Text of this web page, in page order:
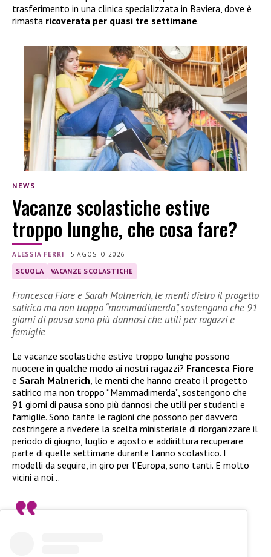
trasferimento in una clinica specializzata in Baviera, dove è
rimasta ricoverata per quasi tre settimane.
NEWS
Vacanze scolastiche estive
troppo lunghe, che cosa fare?
ALESSIA FERRI | 5 AGOSTO 2026
SCUOLA VACANZE SCOLASTICHE
Francesca Fiore e Sarah Malnerich, le menti dietro il progetto
satirico ma non troppo “mammadimerda”, sostengono che 91
giorni di pausa sono più dannosi che utili per ragazzi e
famiglie
Le vacanze scolastiche estive troppo lunghe possono
nuocere in qualche modo ai nostri ragazzi? Francesca Fiore
e Sarah Malnerich , le menti che hanno creato il progetto
satirico ma non troppo “Mammadimerda”, sostengono che
91 giorni di pausa sono più dannosi che utili per studenti e
famiglie. Sono tante le ragioni che possono per davvero
costringere a rivedere la scelta ministeriale di riorganizzare il
periodo di giugno, luglio e agosto e addirittura recuperare
parte di quelle settimane durante l’anno scolastico. I
modelli da seguire, in giro per l’Europa, sono tanti. E molto
vicini a noi…